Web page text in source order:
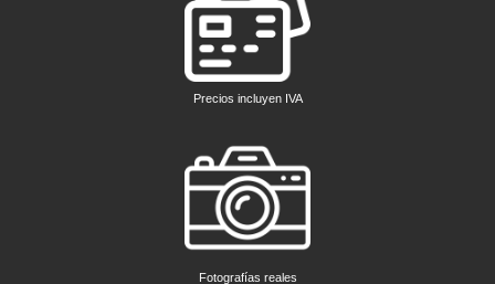
Precios incluyen IVA
Fotografías reales